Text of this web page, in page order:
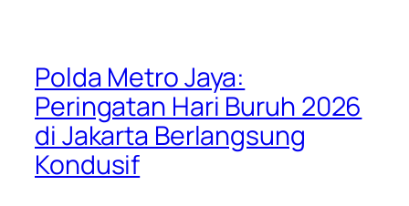
Polda Metro Jaya:
Peringatan Hari Buruh 2026
di Jakarta Berlangsung
Kondusif